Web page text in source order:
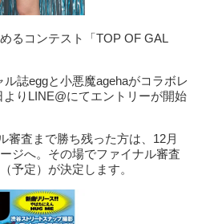
るコンテスト「TOP OF GAL
誌eggと小悪魔agehaがコラボレ
りLINE@にてエントリーが開始
審査まで勝ち残った方は、12月
ジへ。その場でファイナル審査
予定）が決定します。